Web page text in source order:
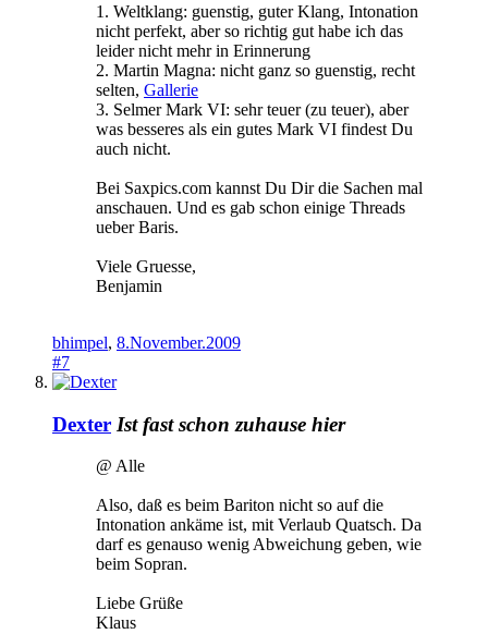
1. Weltklang: guenstig, guter Klang, Intonation
nicht perfekt, aber so richtig gut habe ich das
leider nicht mehr in Erinnerung
2. Martin Magna: nicht ganz so guenstig, recht
selten, Gallerie
3. Selmer Mark VI: sehr teuer (zu teuer), aber
was besseres als ein gutes Mark VI findest Du
auch nicht.
Bei Saxpics.com kannst Du Dir die Sachen mal
anschauen. Und es gab schon einige Threads
ueber Baris.
Viele Gruesse,
Benjamin
bhimpel, 8.November.2009
#7
Dexter Ist fast schon zuhause hier
@ Alle
Also, daß es beim Bariton nicht so auf die
Intonation ankäme ist, mit Verlaub Quatsch. Da
darf es genauso wenig Abweichung geben, wie
beim Sopran.
Liebe Grüße
Klaus